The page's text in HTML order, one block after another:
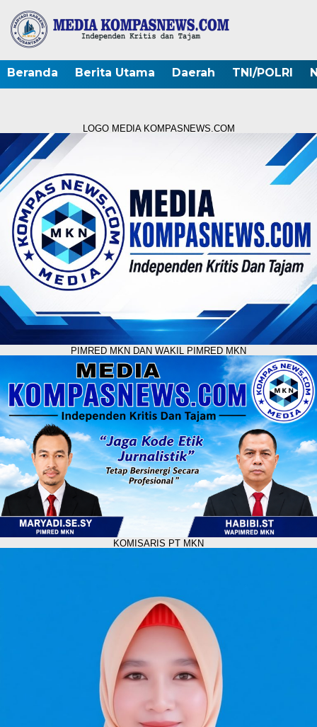
Beranda Berita Utama Daerah TNI/POLRI
LOGO MEDIA KOMPASNEWS.COM
PIMRED MKN DAN WAKIL PIMRED MKN
KOMISARIS PT MKN